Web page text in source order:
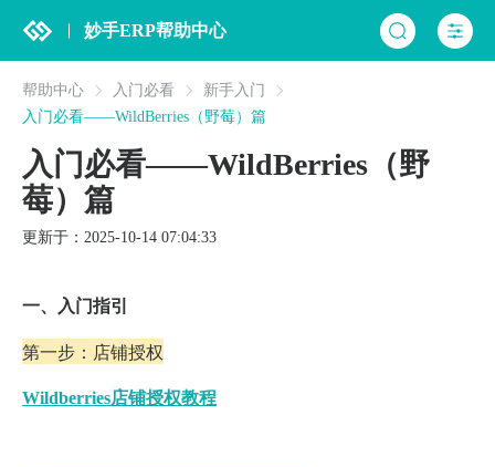
妙手ERP帮助中心
帮助中心 入门必看
新手入门
入门必看——WildBerries（野莓）篇
入门必看——WildBerries（野
莓）篇
更新于：2025-10-14 07:04:33
一、 入门指引
第一步：店铺授权
Wildberries店铺授权教程